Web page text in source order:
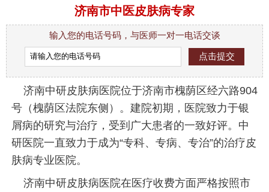
济南市中医皮肤病专家
输入您的电话号码，与医师一对一电话交谈
济南中研皮肤病医院位于济南市槐荫区经六路904
号（槐荫区法院东侧）。建院初期，医院致力于银
屑病的研究与治疗，受到广大患者的一致好评。中
研医院一直致力于成为“专科、专病、专治”的治疗皮
肤病专业医院。
济南中研皮肤病医院在医疗收费方面严格按照市